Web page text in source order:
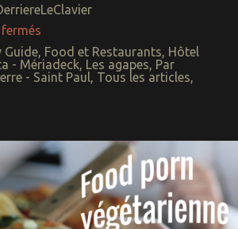
Aux alentours
à moins de 30mn
Idées week-end
Week-end à l’étranger
pour moins de 100€
Balades à vélo
Guide, Food et Restaurants, Hôtel
- Mériadeck, Les agapes, Par
- Saint Paul, Tous les articles,